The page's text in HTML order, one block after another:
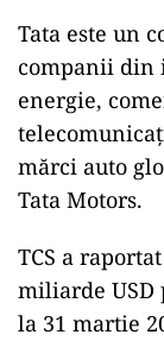
Tata este un
companii din
energie,
mărci auto
Tata Motors.
TCS a
miliarde USD
la 31 martie